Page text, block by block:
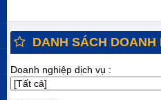
DANH SÁCH DOANH
Doanh nghiệp dịch vụ :